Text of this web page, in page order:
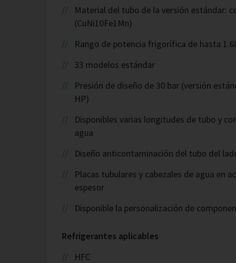
Material del tubo de la versión estándar:
(CuNi10Fe1Mn)
Rango de potencia frigorífica de hasta
33 modelos estándar
Presión de diseño de 30 bar (versión
HP)
Disponibles varias longitudes de tubo y
agua
Diseño anticontaminación del tubo del
Placas tubulares y cabezales de agua en
espesor
Disponible la personalización de
Refrigerantes aplicables
HFC